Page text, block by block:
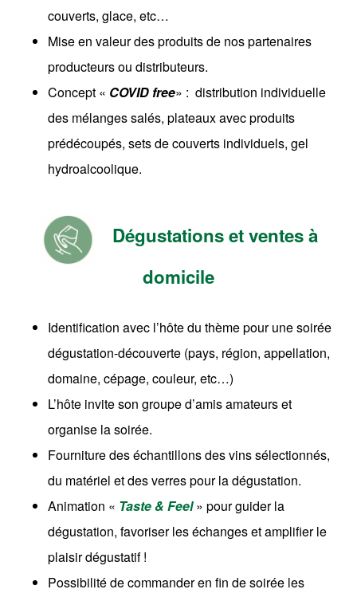
couverts, glace, etc…
Mise en valeur des produits de nos partenaires
producteurs ou distributeurs.
Concept « COVID free» : distribution individuelle
des mélanges salés, plateaux avec produits
prédécoupés, sets de couverts individuels, gel
hydroalcoolique.
Dégustations et ventes à
domicile
Identification avec l’hôte du thème pour une soirée
dégustation-découverte (pays, région, appellation,
domaine, cépage, couleur, etc…)
L’hôte invite son groupe d’amis amateurs et
organise la soirée.
Fourniture des échantillons des vins sélectionnés,
du matériel et des verres pour la dégustation.
Animation « Taste & Feel » pour guider la
dégustation, favoriser les échanges et amplifier le
plaisir dégustatif !
Possibilité de commander en fin de soirée les